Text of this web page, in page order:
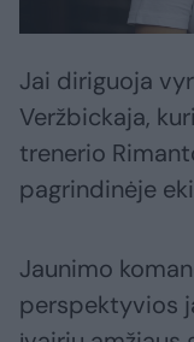
Jai diriguoja
Veržbickaja,
trenerio
pagrindinėje
Jaunimo
perspektyvios